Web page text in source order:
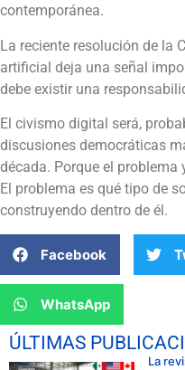
contemporánea.
La reciente resolución de la
artificial deja una señal
debe existir una
El civismo digital será,
discusiones democráticas
década. Porque el problema
El problema es qué tipo de
construyendo dentro de él.
Facebook
WhatsApp
ÚLTIMAS
La